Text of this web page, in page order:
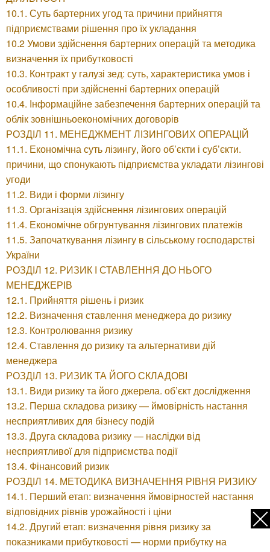
10.1. Суть бартерних угод та причини прийняття
підприємствами рішення про їх укладання
10.2 Умови здійснення бартерних операцій та методика
визначення їх прибутковості
10.3. Контракт у галузі зед: суть, характеристика умов і
особливості при здійсненні бартерних операцій
10.4. Інформаційне забезпечення бартерних операцій та
облік зовнішньоекономічних договорів
РОЗДІЛ 11. МЕНЕДЖМЕНТ ЛІЗИНГОВИХ ОПЕРАЦІЙ
11.1. Економічна суть лізингу, його об’єкти і суб’єкти.
причини, що спонукають підприємства укладати лізингові
угоди
11.2. Види і форми лізингу
11.3. Організація здійснення лізингових операцій
11.4. Економічне обгрунтування лізингових платежів
11.5. Започаткування лізингу в сільському господарстві
України
РОЗДІЛ 12. РИЗИК І СТАВЛЕННЯ ДО НЬОГО
МЕНЕДЖЕРІВ
12.1. Прийняття рішень і ризик
12.2. Визначення ставлення менеджера до ризику
12.3. Контролювання ризику
12.4. Ставлення до ризику та альтернативи дій
менеджера
РОЗДІЛ 13. РИЗИК ТА ЙОГО СКЛАДОВІ
13.1. Види ризику та його джерела. об’єкт дослідження
13.2. Перша складова ризику — ймовірність настання
несприятливих для бізнесу подій
13.3. Друга складова ризику — наслідки від
несприятливої для підприємства події
13.4. Фінансовий ризик
РОЗДІЛ 14. МЕТОДИКА ВИЗНАЧЕННЯ РІВНЯ РИЗИКУ
14.1. Перший етап: визначення ймовірностей настання
відповідних рівнів урожайності і ціни
14.2. Другий етап: визначення рівня ризику за
показниками прибутковості — норми прибутку на